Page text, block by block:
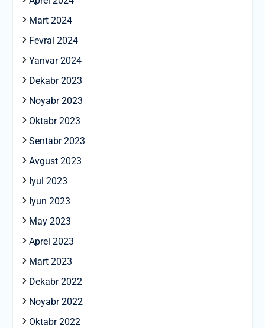
Mart 2024
Fevral 2024
Yanvar 2024
Dekabr 2023
Noyabr 2023
Oktabr 2023
Sentabr 2023
Avgust 2023
Iyul 2023
Iyun 2023
May 2023
Aprel 2023
Mart 2023
Dekabr 2022
Noyabr 2022
Oktabr 2022